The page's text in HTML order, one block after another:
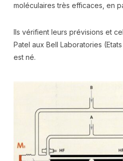
moléculaires très efficaces, en
Ils vérifient leurs prévisions et
Patel aux Bell Laboratories
est né.